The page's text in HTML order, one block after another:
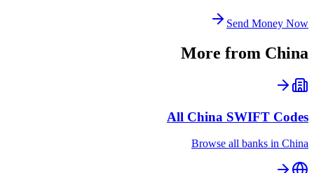
Send Money Now
More from China
All China SWIFT Codes
Browse all banks in China